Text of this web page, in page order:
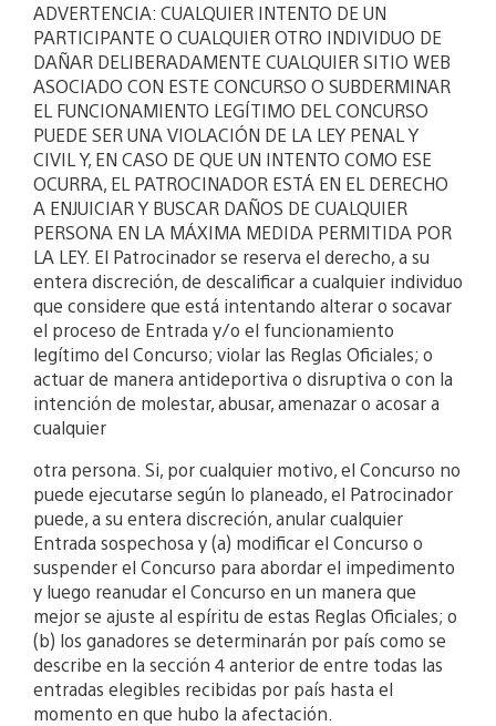
ADVERTENCIA: CUALQUIER INTENTO DE UN
PARTICIPANTE O CUALQUIER OTRO INDIVIDUO DE
DAÑAR DELIBERADAMENTE CUALQUIER SITIO WEB
ASOCIADO CON ESTE CONCURSO O SUBDERMINAR
EL FUNCIONAMIENTO LEGÍTIMO DEL CONCURSO
PUEDE SER UNA VIOLACIÓN DE LA LEY PENAL Y
CIVIL Y, EN CASO DE QUE UN INTENTO COMO ESE
OCURRA, EL PATROCINADOR ESTÁ EN EL DERECHO
A ENJUICIAR Y BUSCAR DAÑOS DE CUALQUIER
PERSONA EN LA MÁXIMA MEDIDA PERMITIDA POR
LA LEY. El Patrocinador se reserva el derecho, a su
entera discreción, de descalificar a cualquier individuo
que considere que está intentando alterar o socavar
el proceso de Entrada y/o el funcionamiento
legítimo del Concurso; violar las Reglas Oficiales; o
actuar de manera antideportiva o disruptiva o con la
intención de molestar, abusar, amenazar o acosar a
cualquier
otra persona. Si, por cualquier motivo, el Concurso no
puede ejecutarse según lo planeado, el Patrocinador
puede, a su entera discreción, anular cualquier
Entrada sospechosa y (a) modificar el Concurso o
suspender el Concurso para abordar el impedimento
y luego reanudar el Concurso en un manera que
mejor se ajuste al espíritu de estas Reglas Oficiales; o
(b) los ganadores se determinarán por país como se
describe en la sección 4 anterior de entre todas las
entradas elegibles recibidas por país hasta el
momento en que hubo la afectación.